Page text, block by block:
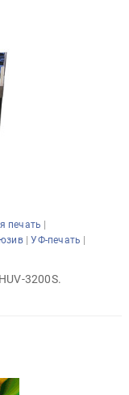
печать |
|УФ-печать |
3200S.